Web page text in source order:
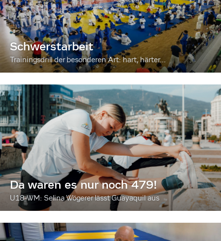
Schwerstarbeit
Trainingsdrill der besonderen Art: hart, härter...
Da waren es nur noch 479!
U18-WM: Selina Wögerer lässt Guayaquil aus